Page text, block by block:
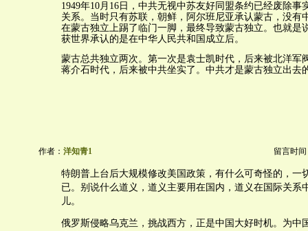
1949年10月16日，中共无视中苏友好同盟条约已经废除事
关系。当时只有苏联，朝鲜，阿尔班尼亚承认蒙古，没有
在蒙古独立上踢了临门一脚，最终导致蒙古独立。也就是
获世界承认的是在中华人民共和国成立后。
蒙古总共独立两次。第一次是袁士凯时代，后来被北洋军
蒋介石时代，后来被中共坐实了。中共才是蒙古独立出去
作者： 洋知青1 留言时间
特朗普上台后大规模修改美国政策，有什么可奇怪的，一
已。别说什么道义，道义主要用在国内，道义在国际关系
儿。
俄罗斯侵略乌克兰，挑战西方，正是中国大好时机。为中